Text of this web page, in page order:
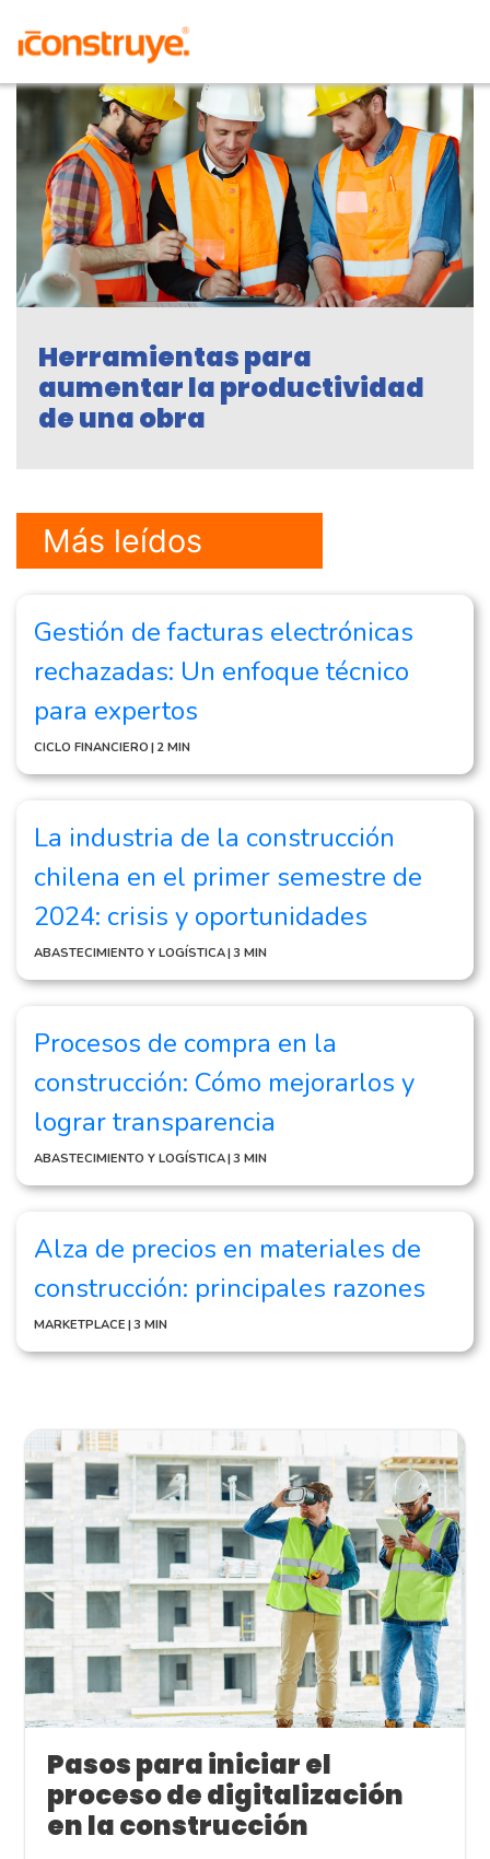
Herramientas para
aumentar la productividad
de una obra
Más leídos
Gestión de facturas electrónicas
rechazadas: Un enfoque técnico
para expertos
CICLO FINANCIERO | 2 MIN
La industria de la construcción
chilena en el primer semestre de
2024: crisis y oportunidades
ABASTECIMIENTO Y LOGÍSTICA| 3 MIN
Procesos de compra en la
construcción: Cómo mejorarlos y
lograr transparencia
ABASTECIMIENTO Y LOGÍSTICA| 3 MIN
Alza de precios en materiales de
construcción: principales razones
MARKETPLACE | 3 MIN
Pasos para iniciar el
proceso de digitalización
en la construcción